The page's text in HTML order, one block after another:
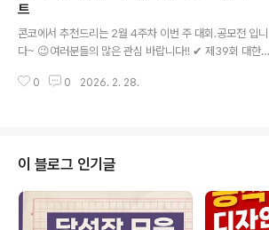
스트코리아 홈페이지에서 확인하시면 도움이 됩니다~콘테
스트, 공모전, 대외활동 정보 / 소개 / 뉴스소식은 @콘테스
트코리아!!
트
콘코에서 추천드리는 2월 4주차 이번 주 대회.공모전 입니
다~ 😉여러분들의 많은 관심 바랍니다!! ✔ 제39회 대한
어 공모전✔ 제 13회 이든클래식 음악콩쿠르✔ 「제6회 여
트코리아 홈페이지에서 확인하시면 도움이 됩니다~콘테스
트, 공모전, 대외활동 정보 / 소개 / 뉴스소식은 @콘테스트
코리아!!
0 0 2026. 2. 28.
이 블로그 인기글